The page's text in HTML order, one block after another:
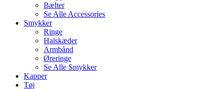
Bælter
Se Alle Accessories
Smykker
Ringe
Halskæder
Armbånd
Øreringe
Se Alle Smykker
Kapper
Tøj